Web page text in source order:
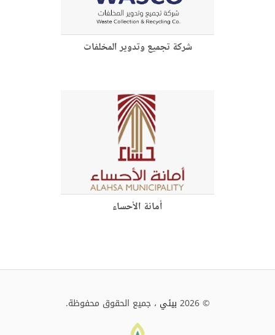
شركة تجميع وتدوير المخلفات
أمانة الأحساء
© 2026 بيئي ، جميع الحقوق محفوظة.